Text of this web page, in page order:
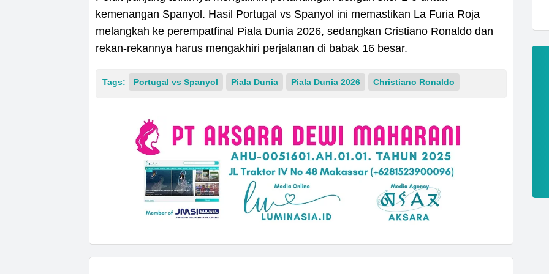
kemenangan Spanyol. Hasil Portugal vs Spanyol ini memastikan La Furia Roja
melangkah ke perempatfinal Piala Dunia 2026, sedangkan Cristiano Ronaldo dan
rekan-rekannya harus mengakhiri perjalanan di babak 16 besar.
Tags: Portugal vs Spanyol Piala Dunia Piala Dunia 2026 Christiano Ronaldo